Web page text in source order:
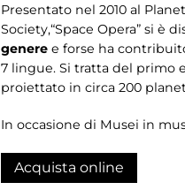
Presentato nel 2010 al
Society,“Space Opera” si è
genere e forse ha
7 lingue. Si tratta del primo
proiettato in circa 200
In occasione di Musei in
Acquista online